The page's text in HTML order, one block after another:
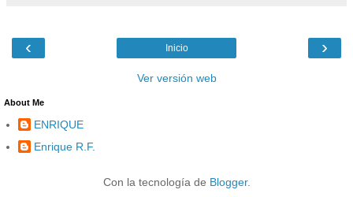
‹ ›
Inicio
Ver versión web
About Me
ENRIQUE
Enrique R.F.
Con la tecnología de Blogger.